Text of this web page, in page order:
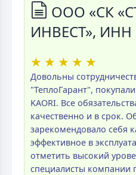
ООО «СК
ИНВЕСТ», ИНН
★ ★ ★ ★ ★
Довольны
"ТеплоГарант",
KAORI. Все
качественно и в срок.
зарекомендовало себя
эффективное в
отметить высокий
специалисты компании